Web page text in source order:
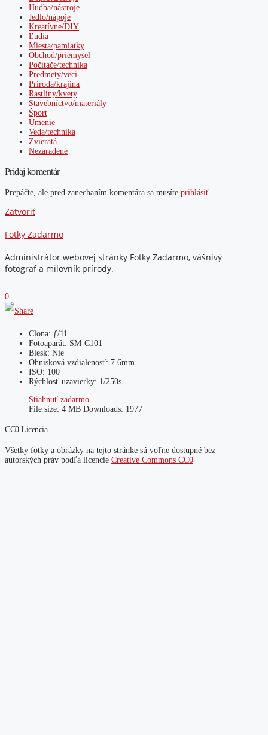
Hudba/nástroje
Jedlo/nápoje
Kreatívne/DIY
Ľudia
Miesta/pamiatky
Obchod/priemysel
Počítače/technika
Predmety/veci
Príroda/krajina
Rastliny/kvety
Stavebníctvo/materiály
Šport
Umenie
Veda/technika
Zvieratá
Nezaradené
Pridaj komentár
Prepáčte, ale pred zanechaním komentára sa musíte prihlásiť
Zatvoriť
Fotky Zadarmo
Administrátor webovej stránky Fotky Zadarmo, vášnivý
fotograf a milovník prírody.
0
Clona: ƒ/11
Fotoaparát: SM-C101
Blesk: Nie
Ohnisková vzdialenosť: 7.6mm
ISO: 100
Rýchlosť uzavierky: 1/250s
Stiahnuť zadarmo
File size: 4 MB Downloads: 1977
CC0 Licencia
Všetky fotky a obrázky na tejto stránke sú voľne dostupné bez
autorských práv podľa licencie Creative Commons CC0